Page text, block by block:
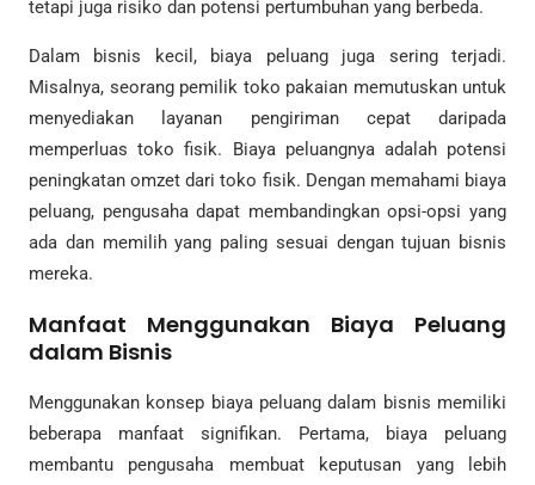
tetapi juga risiko dan potensi pertumbuhan yang berbeda.
Dalam bisnis kecil, biaya peluang juga sering terjadi.
Misalnya, seorang pemilik toko pakaian memutuskan untuk
menyediakan layanan pengiriman cepat daripada
memperluas toko fisik. Biaya peluangnya adalah potensi
peningkatan omzet dari toko fisik. Dengan memahami biaya
peluang, pengusaha dapat membandingkan opsi-opsi yang
ada dan memilih yang paling sesuai dengan tujuan bisnis
mereka.
Manfaat Menggunakan Biaya Peluang
dalam Bisnis
Menggunakan konsep biaya peluang dalam bisnis memiliki
beberapa manfaat signifikan. Pertama, biaya peluang
membantu pengusaha membuat keputusan yang lebih